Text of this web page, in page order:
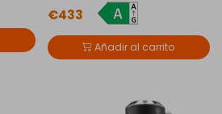
€433
Añadir al carrito